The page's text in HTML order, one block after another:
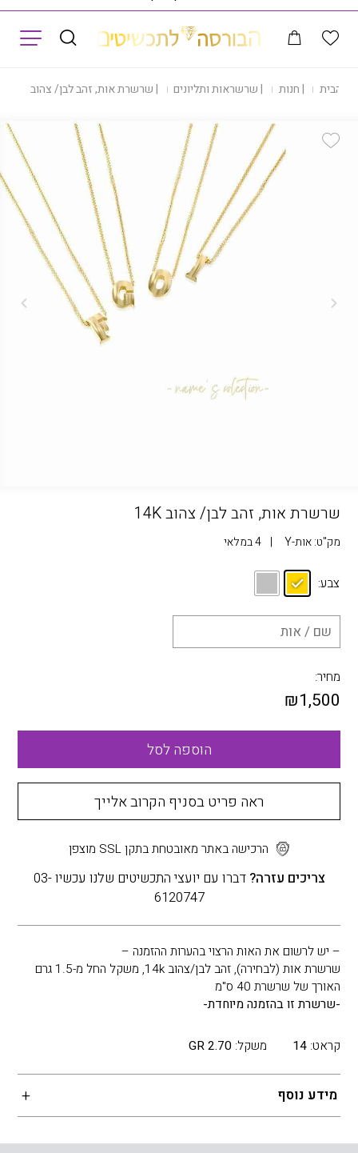
דף הבית |חנות |שרשראות ותליונים |שרשרת אות, זהב לבן/ צהוב 14K
Add Wishlist
שרשרת אות, זהב לבן/ צהוב 14K
מק"ט:אות-Y | 4 במלאי
צבע:
מחיר:
₪1,500
הוספה לסל
ראה פריט בסניף הקרוב אלייך
הרכישה באתר מאובטחת בתקן SSL מוצפן
צריכים עזרה?
דברו עם יועצי התכשיטים שלנו עכשיו 03-
6120747
– יש לרשום את האות הרצוי בהערות ההזמנה –
שרשרת אות (לבחירה), זהב לבן/צהוב 14k, משקל החל מ-1.5 גרם
האורך של שרשרת 40 ס"מ
-שרשרת זו בהזמנה מיוחדת-
קראט: 14 משקל: 2.70 GR
מידע נוסף